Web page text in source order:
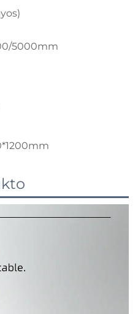
5000mm